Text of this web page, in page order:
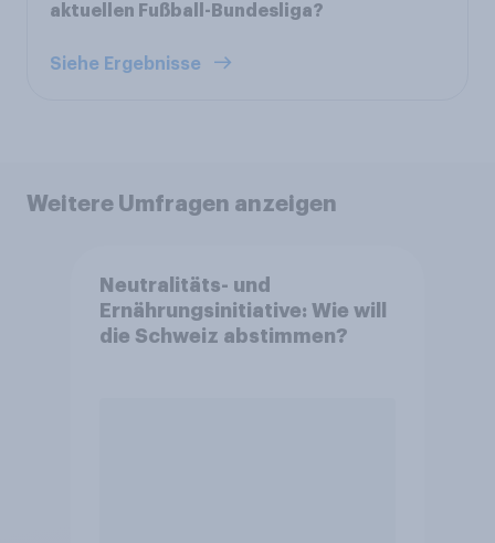
aktuellen Fußball-Bundesliga?
Siehe Ergebnisse
Weitere Umfragen anzeigen
Neutralitäts- und
Ernährungsinitiative: Wie will
die Schweiz abstimmen?